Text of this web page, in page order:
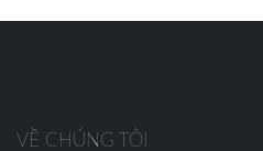
VỀ CHÚNG TÔI